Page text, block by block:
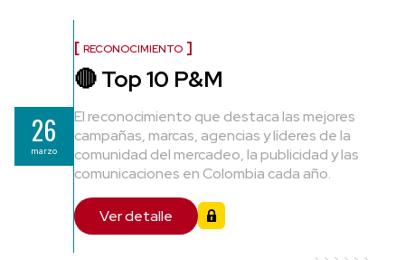
26
marzo
RECONOCIMIENTO
🔴 Top 10 P&M
El reconocimiento que destaca las mejores
campañas, marcas, agencias y líderes de la
comunidad del mercadeo, la publicidad y las
comunicaciones en Colombia cada año.
Ver detalle